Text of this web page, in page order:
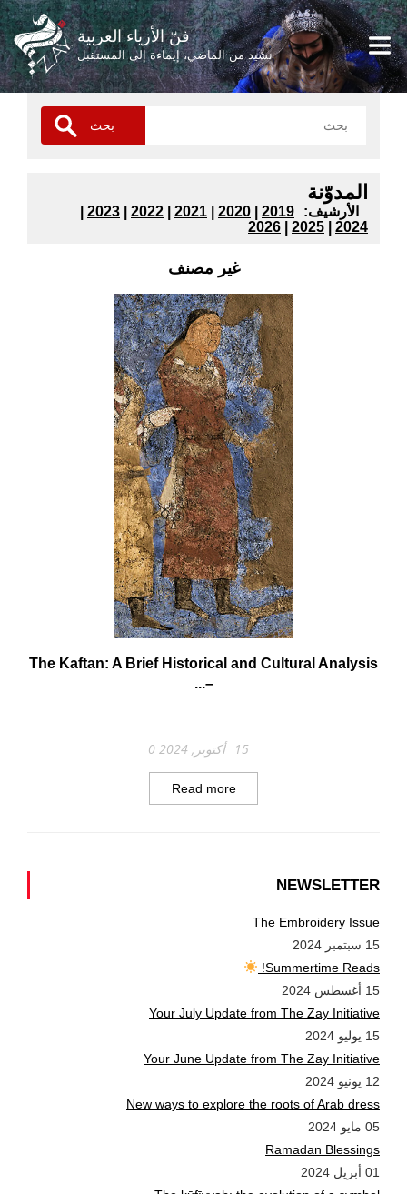
فنّ الأزياء العربية
نشيد من الماضي، إيماءة إلى المستقبل
المدوّنة
:الأرشيف 2019
2020
2021
2022
2023
2024
2025
2026
غير مصنف
The Kaftan: A Brief Historical and Cultural Analysis
–...
15 أكتوبر, 2024 0
Read more
NEWSLETTER
The Embroidery Issue
15 سبتمبر 2024
Summertime Reads!
15 أغسطس 2024
Your July Update from The Zay Initiative
15 يوليو 2024
Your June Update from The Zay Initiative
12 يونيو 2024
New ways to explore the roots of Arab dress
05 مايو 2024
Ramadan Blessings
01 أبريل 2024